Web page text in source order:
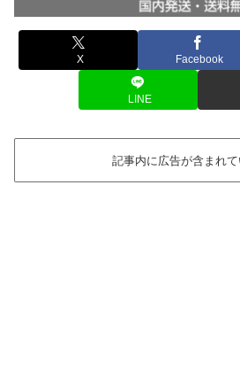
X Facebook
LINE
記事内に広告が含まれて